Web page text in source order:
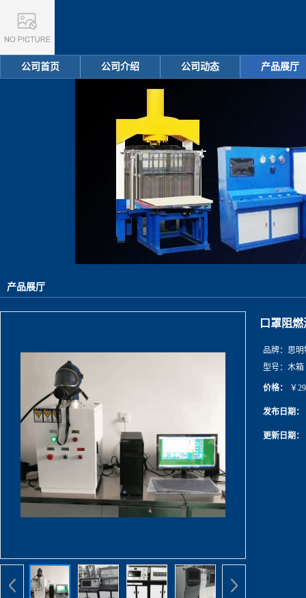
公司首页 公司介绍 公司动态 产品展厅
产品展厅
口罩阻
品牌： 思明
型号： 木箱
价格： ￥
发布日期：
更新日期：